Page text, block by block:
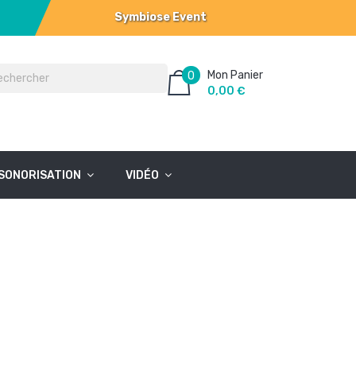
Symbiose Event
Mon Panier
0
0,00 €
VIDÉO